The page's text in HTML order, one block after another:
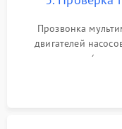
Прозвонка
двигателей
прессостата
концевика дверцы